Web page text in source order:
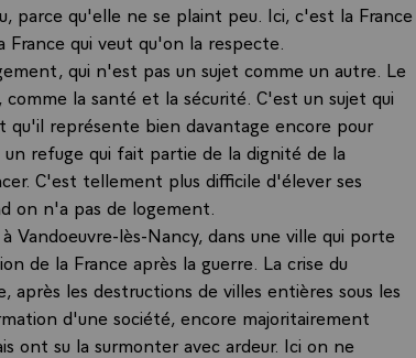
parce qu'elle ne se plaint peu. Ici, c'est la France
qui veut qu'on la respecte.
qui n'est pas un sujet comme un autre. Le
la santé et la sécurité. C'est un sujet qui
représente bien davantage encore pour
refuge qui fait partie de la dignité de la
C'est tellement plus difficile d'élever ses
on n'a pas de logement.
Vandoeuvre-lès-Nancy, dans une ville qui porte
de la France après la guerre. La crise du
après les destructions de villes entières sous les
d'une société, encore majoritairement
ont su la surmonter avec ardeur. Ici on ne